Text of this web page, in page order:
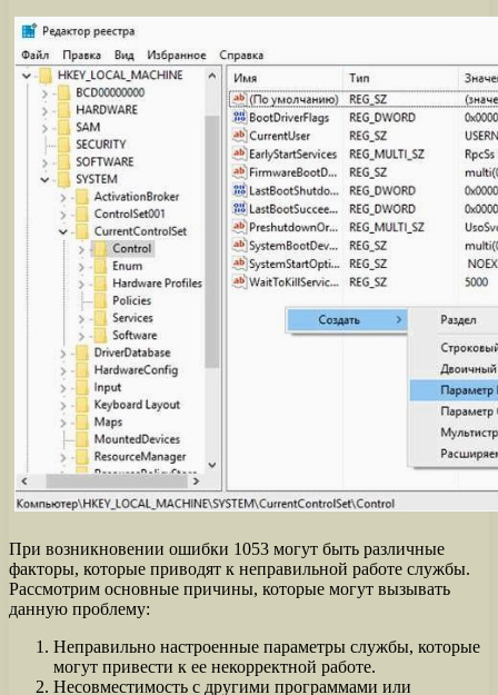
При возникновении ошибки 1053 могут быть различные
факторы, которые приводят к неправильной работе службы.
Рассмотрим основные причины, которые могут вызывать
данную проблему:
Неправильно настроенные параметры службы, которые
могут привести к ее некорректной работе.
Несовместимость с другими программами или